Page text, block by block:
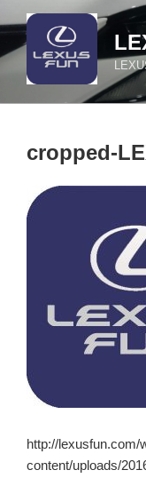
ン
テ
cropped-
http://lexusfun.com/
content/uploads/